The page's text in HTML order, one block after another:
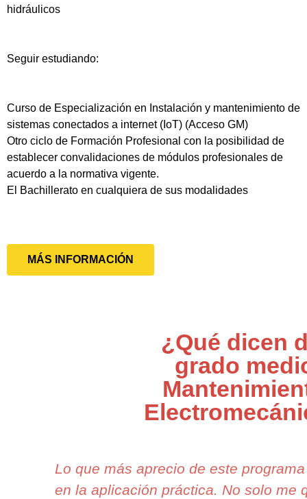
hidráulicos
Seguir estudiando:
Curso de Especialización en Instalación y mantenimiento de
sistemas conectados a internet (IoT) (Acceso GM)
Otro ciclo de Formación Profesional con la posibilidad de
establecer convalidaciones de módulos profesionales de
acuerdo a la normativa vigente.
El Bachillerato en cualquiera de sus modalidades
MÁS INFORMACIÓN
¿Qué dicen
grado
Lo que más aprecio de este
en la aplicación práctica. No solo me